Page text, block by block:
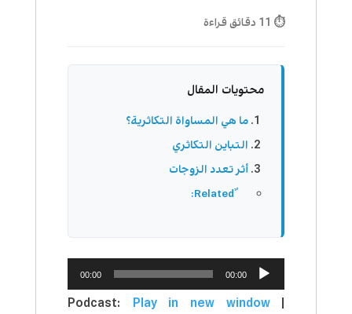
⏱ 11 دقائق قراءة
محتويات المقال
ما هي المساواة التكاثرية؟
التباين التكاثري
أثر تعدد الزوجات
ٌRelated:
مشغل
الصوت
00:00
00:00
Podcast: Play in new window|